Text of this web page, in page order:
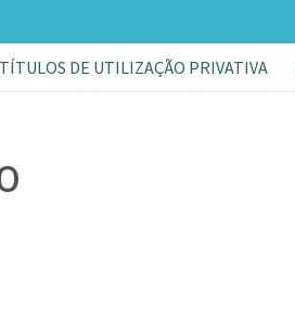
DE UTILIZAÇÃO PRIVATIVA